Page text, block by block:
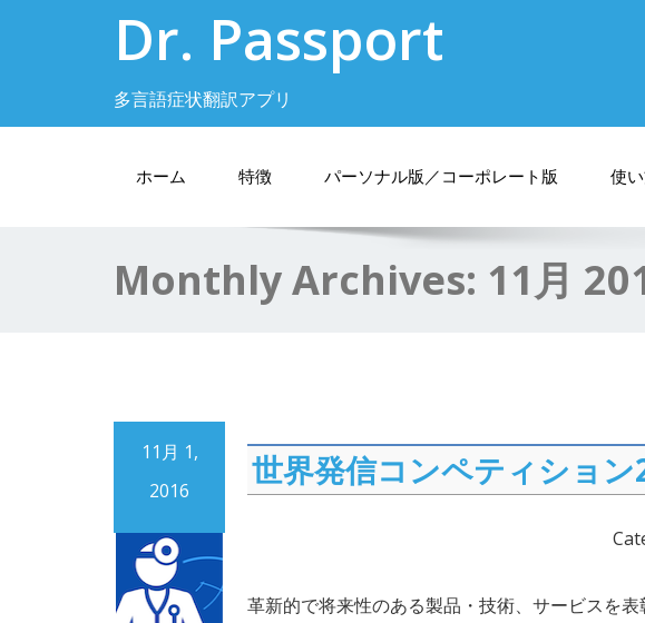
Dr. Passport
多言語症状翻訳アプリ
ホーム 特徴 パーソナル版／コーポレート版 使
Monthly Archives: 11月
11月 1,
2016
世界発信コンペティショ
革新的で将来性のある製品・技術、サービスを表